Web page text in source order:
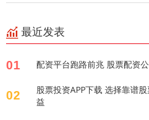
最近发表
01 配资平台跑路前兆 股票配资
02
股票投资APP下载 选择靠谱
益